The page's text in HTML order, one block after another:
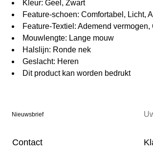
Kleur: Geel, Zwart
Feature-schoen: Comfortabel, Licht,
Feature-Textiel: Ademend
Mouwlengte: Lange mouw
Halslijn: Ronde nek
Geslacht: Heren
Dit product kan worden bedrukt
Nieuwsbrief
Contact